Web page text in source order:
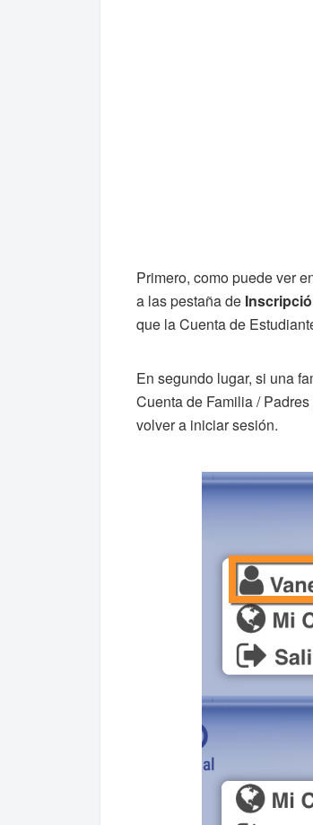
Primero, como puede ver
a las pestaña de
que la Cuenta de
En segundo lugar, si una
Cuenta de Familia /
volver a iniciar sesión.